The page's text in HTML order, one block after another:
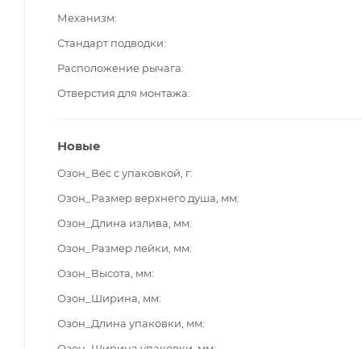
Механизм
Стандарт подводки
Расположение рычага
Отверстия для монтажа
Новые
Озон_Вес с упаковкой, г
Озон_Размер верхнего душа, мм
Озон_Длина излива, мм
Озон_Размер лейки, мм
Озон_Высота, мм
Озон_Ширина, мм
Озон_Длина упаковки, мм